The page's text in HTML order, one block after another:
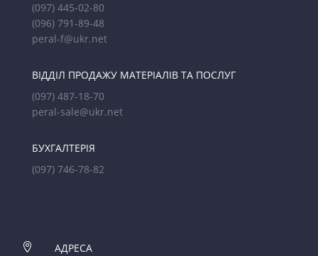
(097) 445-02-80
(096) 791-89-48
peral-f@ukr.net
ВІДДІЛ ПРОДАЖУ МАТЕРІАЛІВ ТА ПОСЛУГ
(097) 487-18-70
peral-sale@ukr.net
БУХГАЛТЕРІЯ
(097) 746-78-82

АДРЕСА